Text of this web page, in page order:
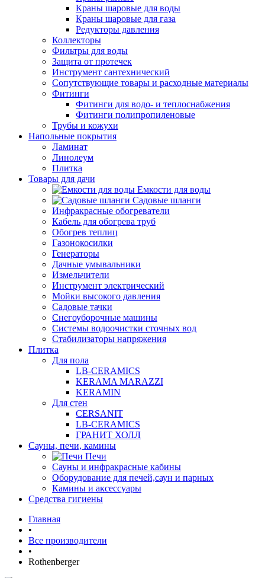
Краны шаровые для воды
Краны шаровые для газа
Редукторы давления
Коллекторы
Фильтры для воды
Защита от протечек
Инструмент сантехнический
Сопутствующие товары и расходные материалы
Фитинги
Фитинги для водо- и теплоснабжения
Фитинги полипропиленовые
Трубы и кожухи
Напольные покрытия
Ламинат
Линолеум
Плитка
Товары для дачи
Емкости для воды
Садовые шланги
Инфракрасные обогреватели
Кабель для обогрева труб
Обогрев теплиц
Газонокосилки
Генераторы
Дачные умывальники
Измельчители
Инструмент электрический
Мойки высокого давления
Садовые тачки
Снегоуборочные машины
Системы водоочистки сточных вод
Стабилизаторы напряжения
Плитка
Для пола
LB-CERAMICS
KERAMA MARAZZI
KERAMIN
Для стен
CERSANIT
LB-CERAMICS
ГРАНИТ ХОЛЛ
Сауны, печи, камины
Печи
Сауны и инфракрасные кабины
Оборудование для печей,саун и парных
Камины и аксессуары
Средства гигиены
Главная
•
Все производители
•
Rothenberger